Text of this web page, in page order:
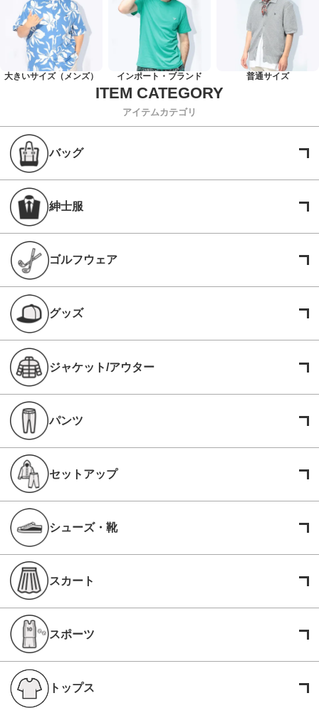
大きいサイズ（メンズ） インポート・ブランド 普通サイズ
アイテムカテゴリ
バッグ
紳士服
ゴルフウェア
グッズ
ジャケット/アウター
パンツ
セットアップ
シューズ・靴
スカート
スポーツ
トップス